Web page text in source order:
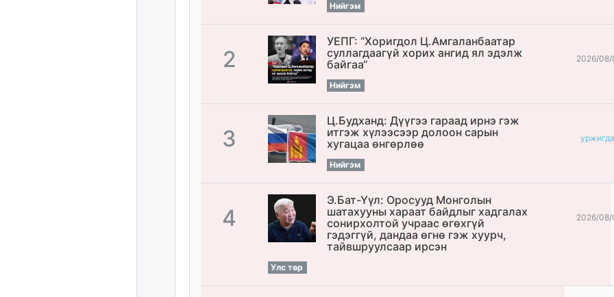
Нийгэм
2
УЕПГ: “Хоригдол Ц.Амгаланбаатар
cуллагдаагүй хорих ангид ял эдэлж
байгаа“
Нийгэм
2026/08/
3
Ц.Будханд: Дүүгээ гараад ирнэ гэж
итгэж хүлээсээр долоон сарын
хугацаа өнгөрлөө
Нийгэм
4
Э.Бат-Үүл: Оросууд Монголын
шатахууны хараат байдлыг хадгалах
сонирхолтой учраас өгөхгүй
гэдэггүй, дандаа өгнө гэж хуурч,
тайвшруулсаар ирсэн
Улс төр
2026/08/